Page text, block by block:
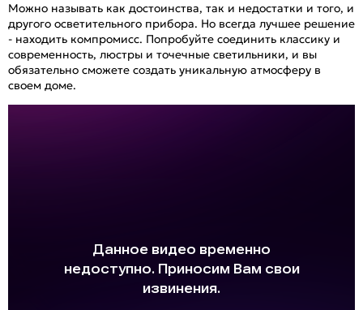
Можно называть как достоинства, так и недостатки и того, и
другого осветительного прибора. Но всегда лучшее решение
- находить компромисс. Попробуйте соединить классику и
современность, люстры и точечные светильники, и вы
обязательно сможете создать уникальную атмосферу в
своем доме.